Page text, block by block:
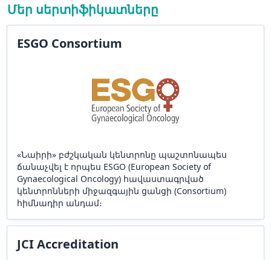
Մեր սերտիֆիկատները
ESGO Consortium
«Նաիրի» բժշկական կենտրոնը պաշտոնապես
ճանաչվել է որպես ESGO (European Society of
Gynaecological Oncology) հավաստագրված
կենտրոնների միջազգային ցանցի (Consortium)
հիմնադիր անդամ։
JCI Accreditation